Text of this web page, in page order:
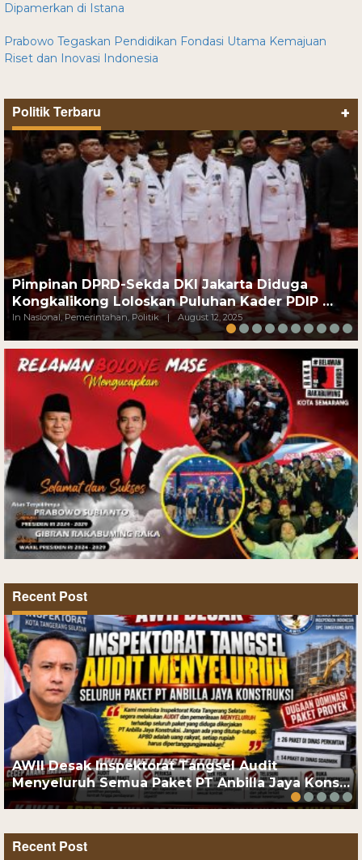
Dipamerkan di Istana
Prabowo Tegaskan Pendidikan Fondasi Utama Kemajuan
Riset dan Inovasi Indonesia
Politik Terbaru +
Pimpinan DPRD-Sekda DKI Jakarta Diduga
Kongkalikong Loloskan Puluhan Kader PDIP …
In Nasional, Pemerintahan, Politik | August 12, 2025
Recent Post
AWII Desak Inspektorat Tangsel Audit
Menyeluruh Semua Paket PT Anbilla Jaya Kons…
Recent Post